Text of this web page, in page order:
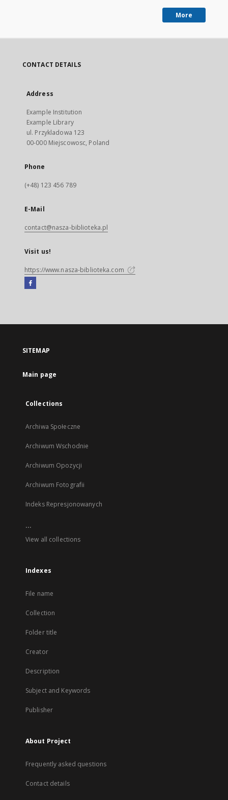
More
CONTACT DETAILS
Address
Example Institution
Example Library
ul. Przykladowa 123
00-000 Miejscowosc, Poland
Phone
(+48) 123 456 789
E-Mail
contact@nasza-biblioteka.pl
Visit us!
https://www.nasza-biblioteka.com
Facebook
open
new
SITEMAP
Main page
Collections
Archiwa Społeczne
Archiwum Wschodnie
Archiwum Opozycji
Archiwum Fotografii
Indeks Represjonowanych
...
View all collections
Indexes
File name
Collection
Folder title
Creator
Description
Subject and Keywords
Publisher
About Project
Frequently asked questions
Contact details